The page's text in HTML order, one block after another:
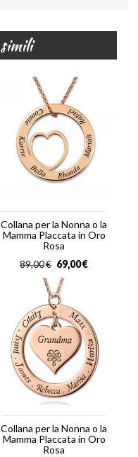
Collana per la Nonna o la
Mamma Placcata in Oro
Rosa
€
89,00 €
69,00
Collana per la Nonna o la
Mamma Placcata in Oro
Rosa